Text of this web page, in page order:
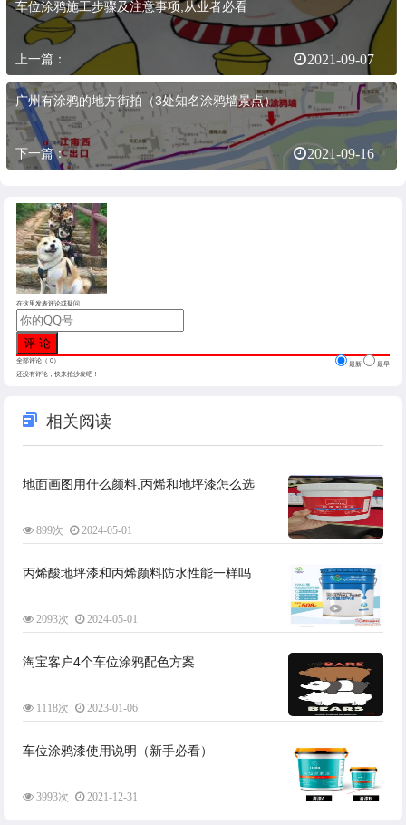
车位涂鸦施工步骤及注意事项,从业者必看
上一篇： 2021-09-07
广州有涂鸦的地方街拍（3处知名涂鸦墙景点）
下一篇： 2021-09-16
在这里发表评论或疑问
全部评论（ 0） 最新
最早
还没有评论，快来抢沙发吧！
相关阅读
地面画图用什么颜料,丙烯和地坪漆怎么选
899次 2024-05-01
丙烯酸地坪漆和丙烯颜料防水性能一样吗
2093次 2024-05-01
淘宝客户4个车位涂鸦配色方案
1118次 2023-01-06
车位涂鸦漆使用说明（新手必看）
3993次 2021-12-31